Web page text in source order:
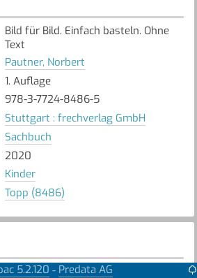
Bild für Bild. Einfach basteln. Ohne
Text
Pautner, Norbert
1. Auflage
978-3-7724-8486-5
Stuttgart : frechverlag GmbH
Sachbuch
2020
Kinder
Topp (8486)
5.2.120 - Predata AG